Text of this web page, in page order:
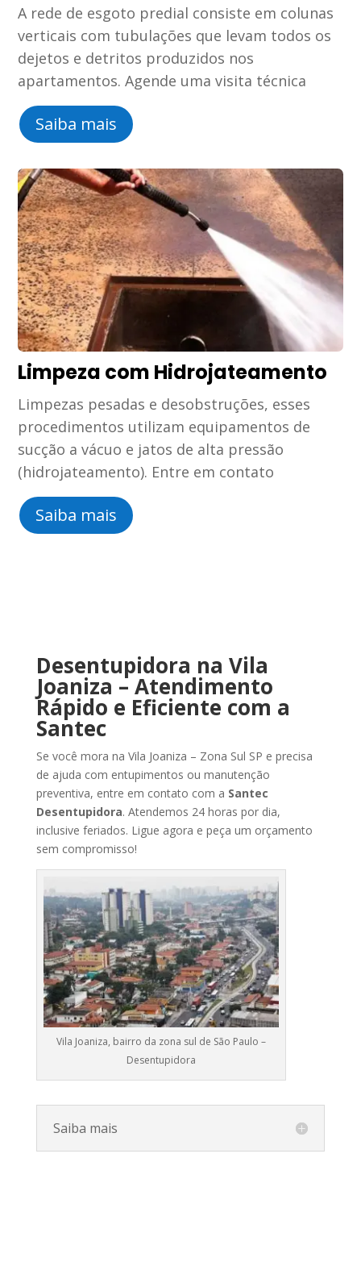
A rede de esgoto predial consiste em colunas
verticais com tubulações que levam todos os
dejetos e detritos produzidos nos
apartamentos. Agende uma visita técnica
Saiba mais
Limpeza com Hidrojateamento
Limpezas pesadas e desobstruções, esses
procedimentos utilizam equipamentos de
sucção a vácuo e jatos de alta pressão
(hidrojateamento). Entre em contato
Saiba mais
Desentupidora na Vila
Joaniza – Atendimento
Rápido e Eficiente com a
Santec
Se você mora na Vila Joaniza – Zona Sul SP e precisa
de ajuda com entupimentos ou manutenção
preventiva, entre em contato com a Santec
Desentupidora. Atendemos 24 horas por dia,
inclusive feriados. Ligue agora e peça um orçamento
sem compromisso!
Vila Joaniza, bairro da zona sul de São Paulo –
Desentupidora
Saiba mais